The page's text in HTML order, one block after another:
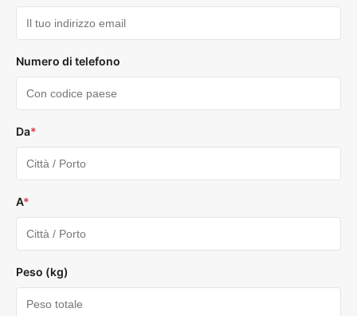
Numero di telefono
Da*
A*
Peso (kg)